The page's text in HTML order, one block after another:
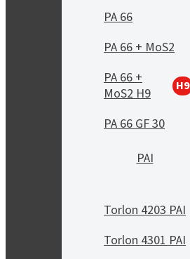
PA 66
PA 66 + MoS2
PA 66 +
MoS2 H9
H9
PA 66 GF 30
PAI
Torlon 4203 PAI
Torlon 4301 PAI